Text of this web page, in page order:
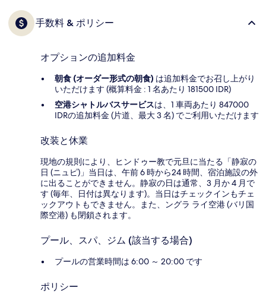
手数料 & ポリシー
オプションの追加料金
朝食 (オーダー形式の朝食) は追加料金でお召し上がり
いただけます (概算料金 : 1 名あたり 181500 IDR)
空港シャトルバスサービスは、1 車両あたり 847000
IDRの追加料金 (片道、最大 3 名) でご利用いただけます
改装と休業
現地の規則により、ヒンドゥー教で元旦に当たる「静寂の
日 (ニュピ)」当日は、午前 6 時から24 時間、宿泊施設の外
に出ることができません。静寂の日は通常、3 月か 4 月で
す (毎年、日付は異なります)。当日はチェックインもチェ
ックアウトもできません。また、ングラ ライ空港 (バリ国
際空港) も閉鎖されます。
プール、スパ、ジム (該当する場合)
プールの営業時間は 6:00 ～ 20:00 です
ポリシー